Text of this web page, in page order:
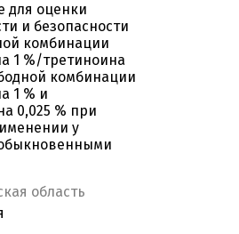
для оценки
и безопасности
комбинации
1 %/третиноина
комбинации
1 % и
0,025 % при
у
область